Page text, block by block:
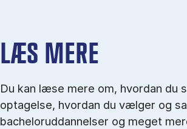
LÆS MERE
Du kan læse mere om, hvordan du
optagelse, hvordan du vælger og
bacheloruddannelser og meget